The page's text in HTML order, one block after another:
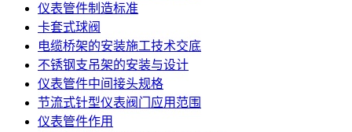
仪表管件制造标准
卡套式球阀
电缆桥架的安装施工技术交底
不锈钢支吊架的安装与设计
仪表管件中间接头规格
节流式针型仪表阀门应用范围
仪表管件作用